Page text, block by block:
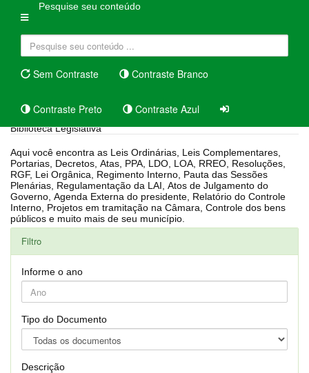
Pesquise seu conteúdo
Sem Contraste Contraste Branco
Contraste Preto Contraste Azul
Biblioteca Legislativa
Aqui você encontra as Leis Ordinárias, Leis Complementares,
Portarias, Decretos, Atas, PPA, LDO, LOA, RREO, Resoluções,
RGF, Lei Orgânica, Regimento Interno, Pauta das Sessões
Plenárias, Regulamentação da LAI, Atos de Julgamento do
Governo, Agenda Externa do presidente, Relatório do Controle
Interno, Projetos em tramitação na Câmara, Controle dos bens
públicos e muito mais de seu município.
Filtro
Informe o ano
Tipo do Documento
Descrição